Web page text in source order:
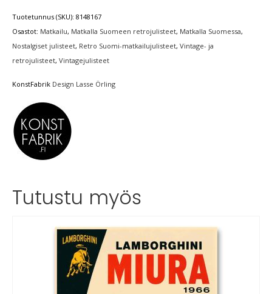
Tuotetunnus (SKU): 8148167
Osastot: Matkailu, Matkalla Suomeen retrojulisteet, Matkalla Suomessa,
Nostalgiset julisteet, Retro Suomi-matkailujulisteet, Vintage- ja
retrojulisteet, Vintagejulisteet
KonstFabrik Design Lasse Örling
Tutustu myös